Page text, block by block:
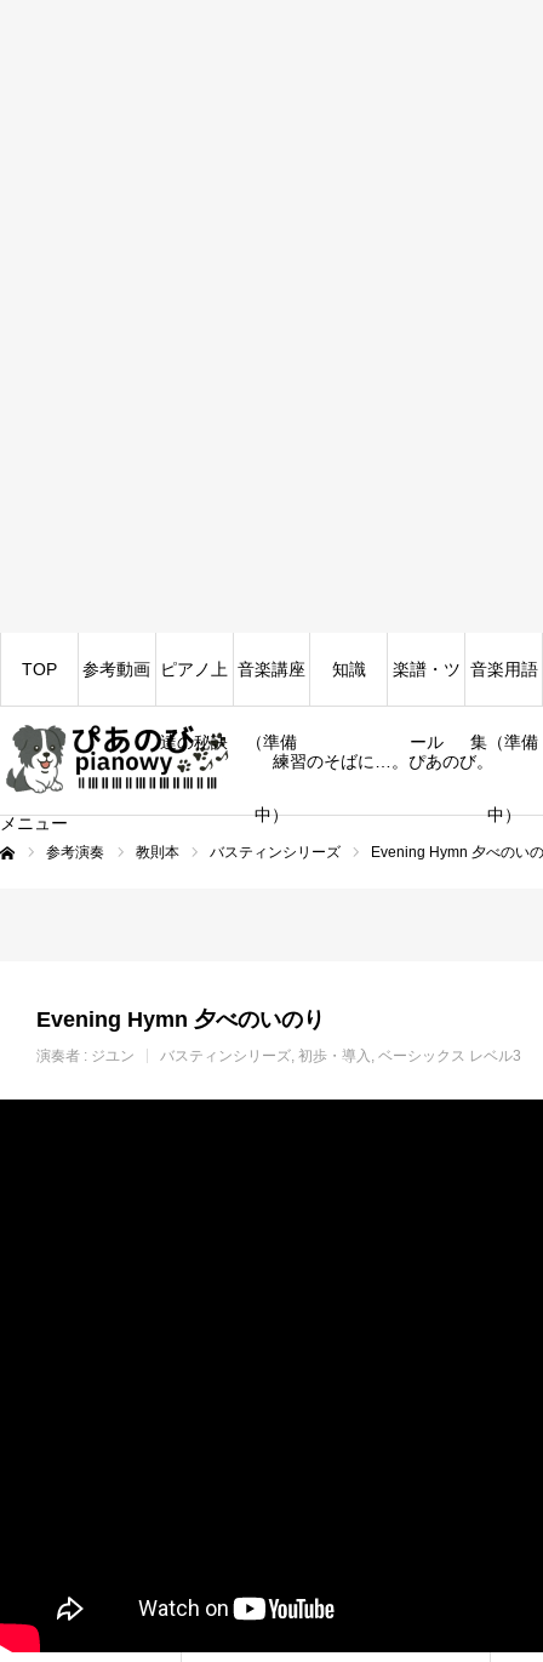
練習のそばに…。ぴあのび。
メニュー
TOP 参考動画 ピアノ上
達の秘訣
音楽講座
（準備
中）
知識 楽譜・ツ
ール
音楽用語
集（準備
中）
参考演奏 教則本 バスティンシリーズ Evening Hymn 夕べのい
Evening Hymn 夕べのいのり
演奏者 : ジユン バスティンシリーズ 初歩・導入 ベーシックス レベル3